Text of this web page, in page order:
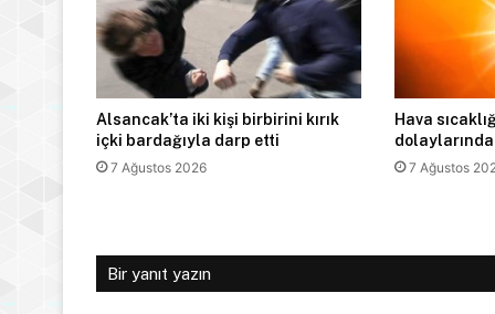
Alsancak’ta iki kişi birbirini kırık
içki bardağıyla darp etti
7 Ağustos 2026
Hava
7 Ağustos
Bir yanıt yazın